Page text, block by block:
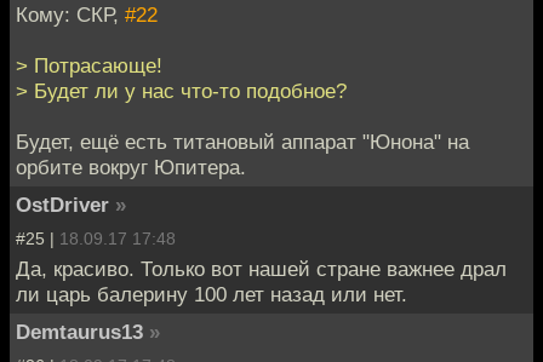
Кому: СКР, #22
> Потрасающе!
> Будет ли у нас что-то подобное?
Будет, ещё есть титановый аппарат "Юнона" на
орбите вокруг Юпитера.
OstDriver »
#25 | 18.09.17 17:48
Да, красиво. Только вот нашей стране важнее драл
ли царь балерину 100 лет назад или нет.
Demtaurus13 »